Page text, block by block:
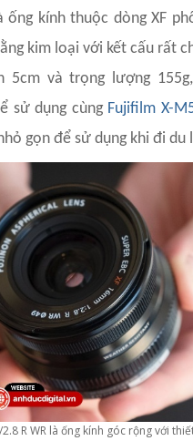
kính thuộc dòng XF
kim loại với kết cấu rất
5cm và trọng lượng
sử dụng cùng Fujifilm X-
gọn để sử dụng khi đi du
R WR là ống kính góc rộng với